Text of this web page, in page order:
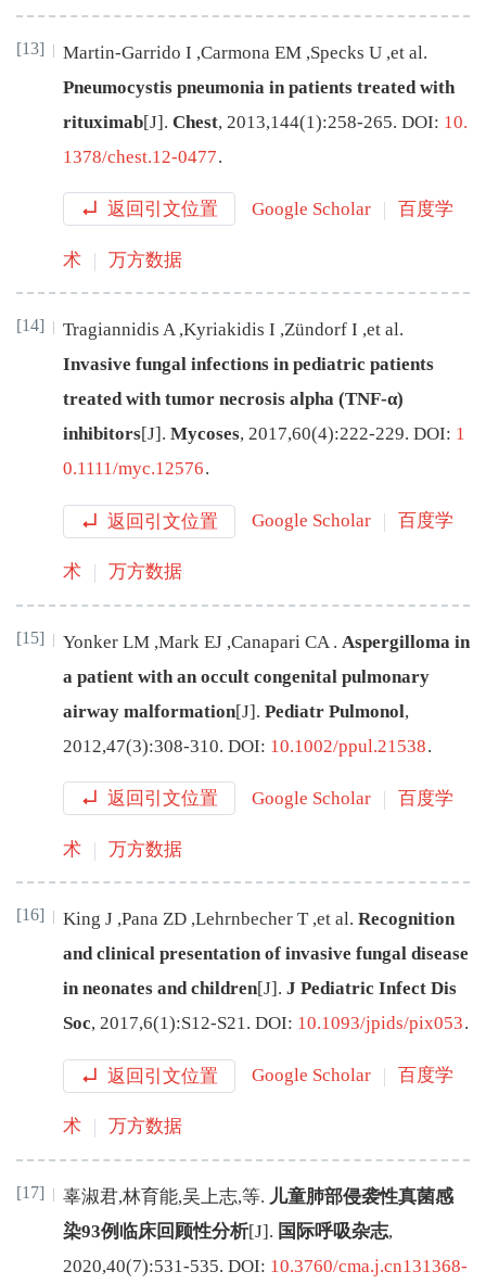
[13] Martin-Garrido I ,Carmona EM ,Specks U ,et al.
Pneumocystis pneumonia in patients treated with
rituximab[J]. Chest, 2013,144(1):258-265. DOI: 10.
1378/chest.12-0477.
返回引文位置 Google Scholar 百度学
术 万方数据
[14] Tragiannidis A ,Kyriakidis I ,Zündorf I ,et al.
Invasive fungal infections in pediatric patients
treated with tumor necrosis alpha (TNF-α)
inhibitors[J] . Mycoses, 2017,60(4):222-229. DOI: 1
0.1111/myc.12576.
返回引文位置 Google Scholar 百度学
术 万方数据
[15] Yonker LM ,Mark EJ ,Canapari CA . Aspergilloma in
a patient with an occult congenital pulmonary
airway malformation[J]. Pediatr Pulmonol,
2012,47(3):308-310. DOI: 10.1002/ppul.21538.
返回引文位置 Google Scholar 百度学
术 万方数据
[16] King J ,Pana ZD ,Lehrnbecher T ,et al. Recognition
and clinical presentation of invasive fungal disease
in neonates and children[J] . J Pediatric Infect Dis
Soc, 2017,6(1):S12-S21. DOI: 10.1093/jpids/pix053.
返回引文位置 Google Scholar 百度学
术 万方数据
[17] 辜淑君,林育能,吴上志,等. 儿童肺部侵袭性真菌感
染93例临床回顾性分析[J]. 国际呼吸杂志,
2020,40(7):531-535. DOI: 10.3760/cma.j.cn131368-